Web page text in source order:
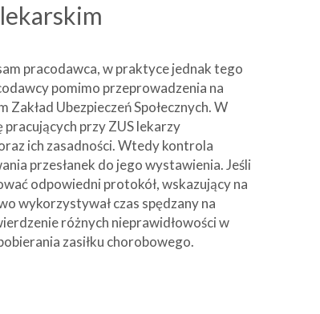
pracodawca, w praktyce jednak tego
pomimo przeprowadzenia na
Ubezpieczeń Społecznych. W
przy ZUS lekarzy
ich zasadności. Wtedy kontrola
przesłanek do jego wystawienia. Jeśli
odpowiedni protokół, wskazujący na
wykorzystywał czas spędzany na
różnych nieprawidłowości w
zasiłku chorobowego.